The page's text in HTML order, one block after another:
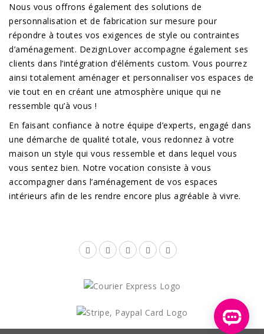
Nous vous offrons également des solutions de
personnalisation et de fabrication sur mesure pour
répondre à toutes vos exigences de style ou contraintes
d’aménagement. DezignLover accompagne également ses
clients dans l’intégration d’éléments custom. Vous pourrez
ainsi totalement aménager et personnaliser vos espaces de
vie tout en en créant une atmosphère unique qui ne
ressemble qu’à vous !
En faisant confiance à notre équipe d’experts, engagé dans
une démarche de qualité totale, vous redonnez à votre
maison un style qui vous ressemble et dans lequel vous
vous sentez bien. Notre vocation consiste à vous
accompagner dans l’aménagement de vos espaces
intérieurs afin de les rendre encore plus agréable à vivre.